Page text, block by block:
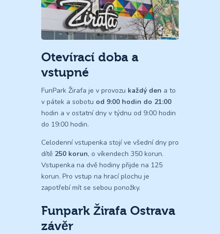
Otevírací doba a
vstupné
FunPark Žirafa je v provozu každý den a to
v pátek a sobotu od 9:00 hodin do 21:00
hodin a v ostatní dny v týdnu od 9:00 hodin
do 19:00 hodin.
Celodenní vstupenka stojí ve všední dny pro
dítě 250 korun, o víkendech 350 korun.
Vstupenka na dvě hodiny přijde na 125
korun. Pro vstup na hrací plochu je
zapotřebí mít se sebou ponožky.
Funpark Žirafa Ostrava
závěr